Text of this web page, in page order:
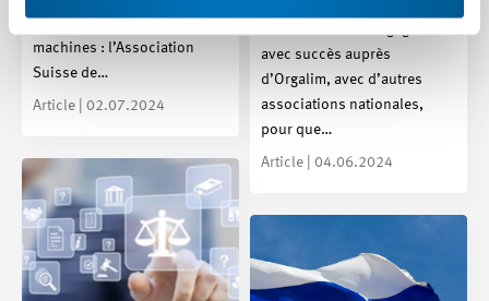
pour l’industrie suisse des
machines : l’Association
Suisse de…
Article | 02.07.2024
avec succès auprès
d’Orgalim, avec d’autres
associations nationales,
pour que…
Article | 04.06.2024